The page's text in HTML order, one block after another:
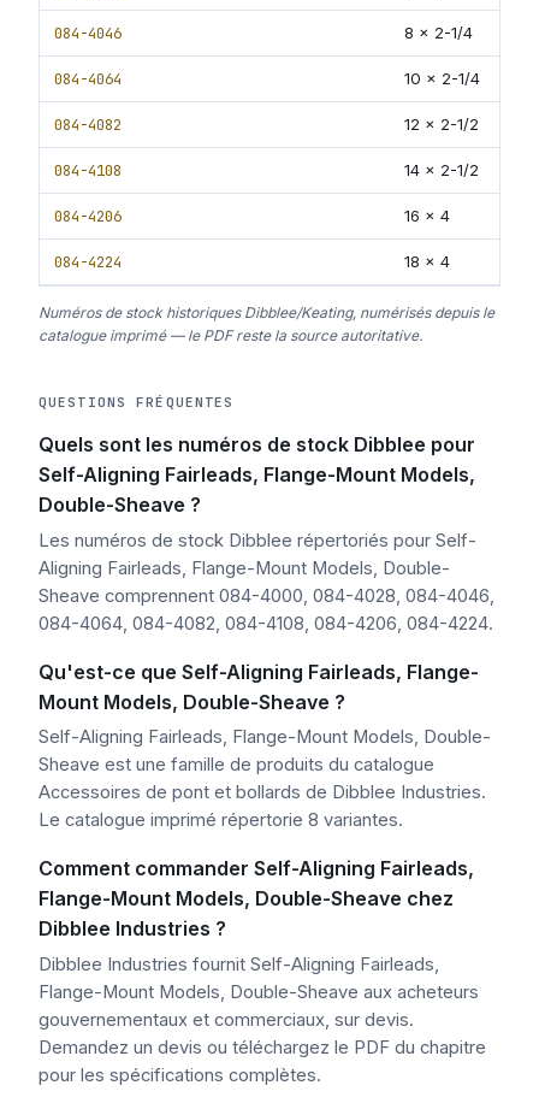
084-4046 8 x 2-1/4
084-4064 10 x 2-1/4
084-4082 12 x 2-1/2
084-4108 14 x 2-1/2
084-4206 16 x 4
084-4224 18 x 4
Numéros de stock historiques Dibblee/Keating, numérisés depuis le
catalogue imprimé — le PDF reste la source autoritative.
QUESTIONS FRÉQUENTES
Quels sont les numéros de stock Dibblee pour
Self-Aligning Fairleads, Flange-Mount Models,
Double-Sheave ?
Les numéros de stock Dibblee répertoriés pour Self-
Aligning Fairleads, Flange-Mount Models, Double-
Sheave comprennent 084-4000, 084-4028, 084-4046,
084-4064, 084-4082, 084-4108, 084-4206, 084-4224.
Qu'est-ce que Self-Aligning Fairleads, Flange-
Mount Models, Double-Sheave ?
Self-Aligning Fairleads, Flange-Mount Models, Double-
Sheave est une famille de produits du catalogue
Accessoires de pont et bollards de Dibblee Industries.
Le catalogue imprimé répertorie 8 variantes.
Comment commander Self-Aligning Fairleads,
Flange-Mount Models, Double-Sheave chez
Dibblee Industries ?
Dibblee Industries fournit Self-Aligning Fairleads,
Flange-Mount Models, Double-Sheave aux acheteurs
gouvernementaux et commerciaux, sur devis.
Demandez un devis ou téléchargez le PDF du chapitre
pour les spécifications complètes.